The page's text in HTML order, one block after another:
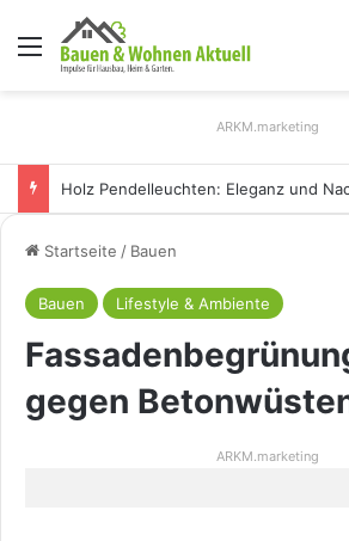
Menü
ARKM.marketing
Startseite / Bauen
Bauen Lifestyle & Ambiente
gegen
ARKM.marketing